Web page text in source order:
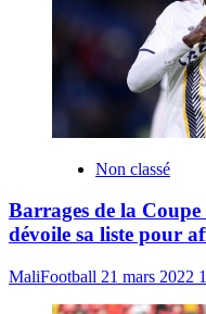
Non classé
Barrages de la
dévoile sa liste pour
MaliFootball 21 mars 2022 1